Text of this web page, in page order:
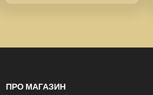
ПРО МАГАЗИН